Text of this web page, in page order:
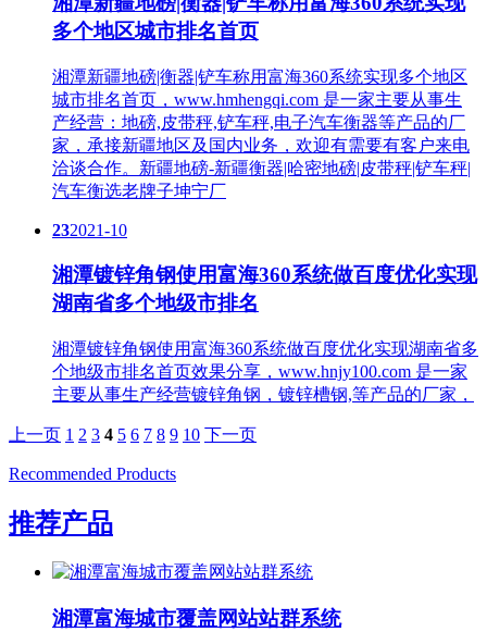
多个地区城市排名首页
湘潭新疆地磅|衡器|铲车称用富海360系统实现多个地区
城市排名首页，www.hmhengqi.com 是一家主要从事生
产经营：地磅,皮带秤,铲车秤,电子汽车衡器等产品的厂
家，承接新疆地区及国内业务，欢迎有需要有客户来电
洽谈合作。新疆地磅-新疆衡器|哈密地磅|皮带秤|铲车秤|
汽车衡选老牌子坤宁厂
232021-10
湘潭镀锌角钢使用富海360系统做百度优化实现
湖南省多个地级市排名
湘潭镀锌角钢使用富海360系统做百度优化实现湖南省多
个地级市排名首页效果分享，www.hnjy100.com 是一家
主要从事生产经营镀锌角钢，镀锌槽钢,等产品的厂家，
上一页 1 2 3 4 5 6 7 8 9 10 下一页
Recommended Products
推荐产品
湘潭富海城市覆盖网站站群系统